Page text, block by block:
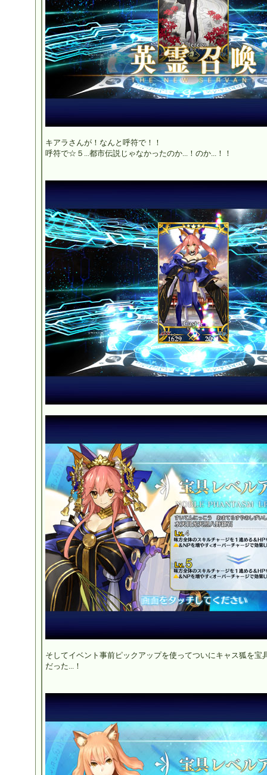
キアラさんが！なんと呼符で！！
呼符で☆５...都市伝説じゃなかったのか...！のか...！！
そしてイベント事前ピックアップを使ってついにキャス狐を宝
だった...！